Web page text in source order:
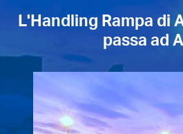
L'Handling Rampa di
passa ad